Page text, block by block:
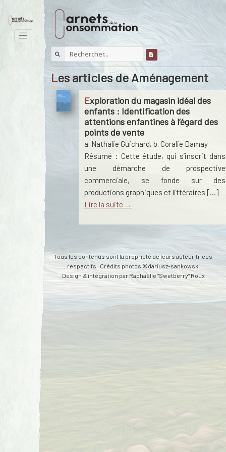
Les articles de Aménagement
Exploration du magasin idéal des
enfants : Identification des
attentions enfantines à l’égard des
points de vente
a. Nathalie Guichard,b. Coralie Damay
Résumé : Cette étude, qui s’inscrit dans
une démarche de prospective
commerciale, se fonde sur des
productions graphiques et littéraires […]
Lire la suite →
Tous les contenus sont la propriété de leurs auteur·trices
respectifs · Crédits photos ©dariusz-sankowski
Design & intégration par Raphaëlle “Swetberry” Roux